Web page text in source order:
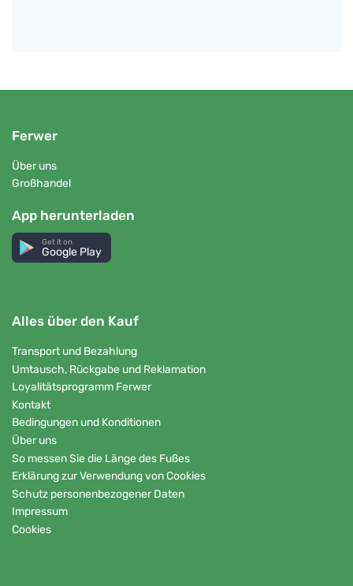
Ferwer
Über uns
Großhandel
App herunterladen
Get it on
Google Play
Alles über den Kauf
Transport und Bezahlung
Umtausch, Rückgabe und Reklamation
Loyalitätsprogramm Ferwer
Kontakt
Bedingungen und Konditionen
Über uns
So messen Sie die Länge des Fußes
Erklärung zur Verwendung von Cookies
Schutz personenbezogener Daten
Impressum
Cookies